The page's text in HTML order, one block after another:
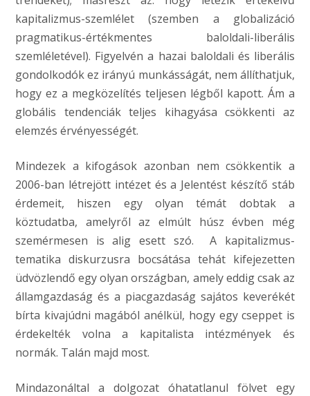
kapitalizmus-szemlélet (szemben a globalizáció
pragmatikus-értékmentes baloldali-liberális
szemléletével). Figyelvén a hazai baloldali és liberális
gondolkodók ez irányú munkásságát, nem állíthatjuk,
hogy ez a megközelítés teljesen légből kapott. Ám a
globális tendenciák teljes kihagyása csökkenti az
elemzés érvényességét.
Mindezek a kifogások azonban nem csökkentik a
2006-ban létrejött intézet és a Jelentést készítő stáb
érdemeit, hiszen egy olyan témát dobtak a
köztudatba, amelyről az elmúlt húsz évben még
szemérmesen is alig esett szó. A kapitalizmus-
tematika diskurzusra bocsátása tehát kifejezetten
üdvözlendő egy olyan országban, amely eddig csak az
államgazdaság és a piacgazdaság sajátos keverékét
bírta kivajúdni magából anélkül, hogy egy cseppet is
érdekelték volna a kapitalista intézmények és
normák. Talán majd most.
Mindazonáltal a dolgozat óhatatlanul fölvet egy